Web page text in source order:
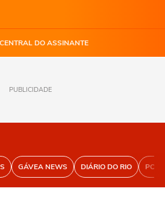
CENTRAL DO ASSINANTE
PUBLICIDADE
GÁVEA NEWS DIÁRIO DO RIO